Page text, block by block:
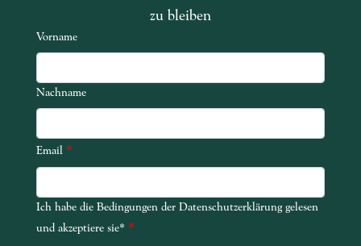
zu bleiben
Vorname
Nachname
Email *
Ich habe die Bedingungen der Datenschutzerklärung gelesen und
Ich habe die Bedingungen der Datenschutzerklärung gelesen
und akzeptiere sie* *